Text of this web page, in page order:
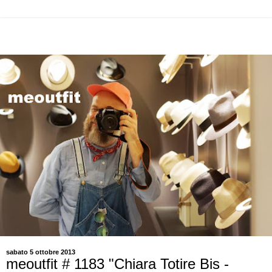
sabato 5 ottobre 2013
meoutfit # 1183 "Chiara Totire Bis -